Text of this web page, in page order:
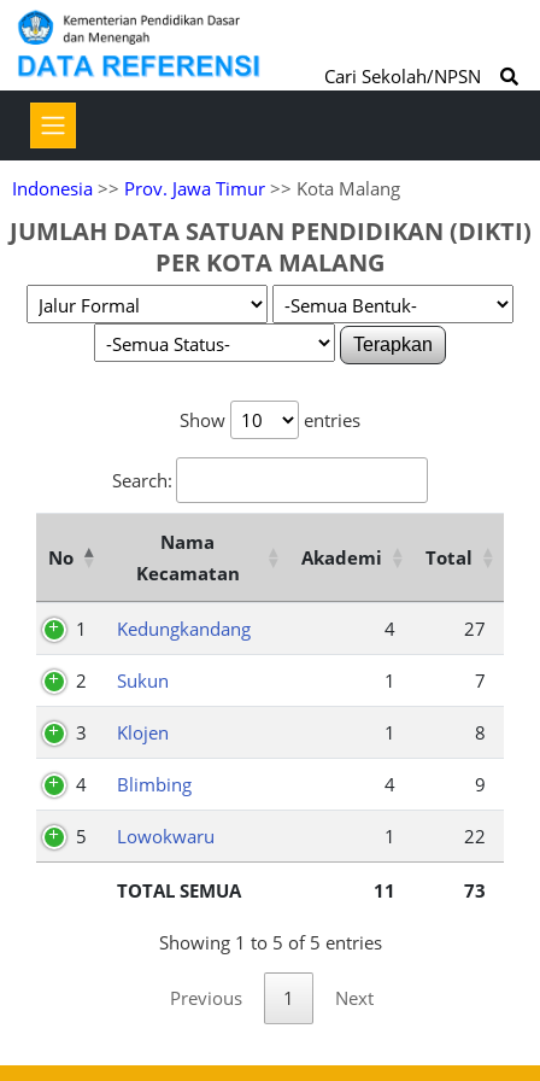
Cari Sekolah/NPSN
Indonesia >> Prov. Jawa Timur >> Kota Malang
JUMLAH DATA SATUAN PENDIDIKAN (DIKTI)
PER KOTA MALANG
Terapkan
Show entries
Search:
No
Nama
Kecamatan
Akademi Total
1 Kedungkandang 4 27
2 Sukun 1 7
3 Klojen 1 8
4 Blimbing 4 9
5 Lowokwaru 1 22
TOTAL SEMUA 11 73
Showing 1 to 5 of 5 entries
Previous 1 Next